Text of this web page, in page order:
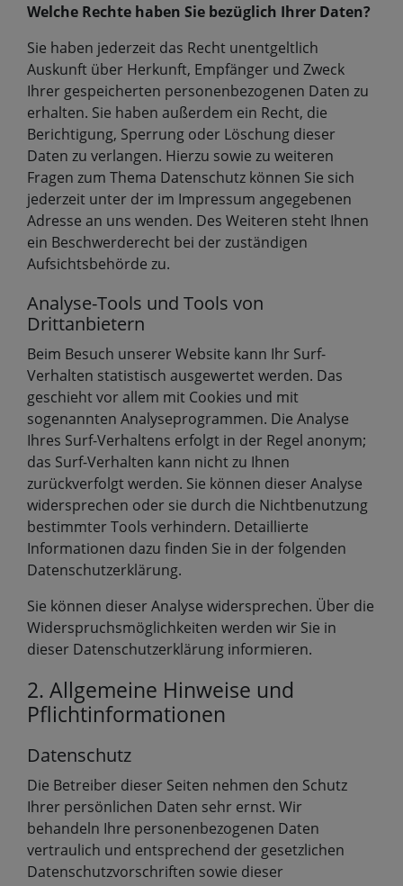
Welche Rechte haben Sie bezüglich Ihrer Daten?
Sie haben jederzeit das Recht unentgeltlich
Auskunft über Herkunft, Empfänger und Zweck
Ihrer gespeicherten personenbezogenen Daten zu
erhalten. Sie haben außerdem ein Recht, die
Berichtigung, Sperrung oder Löschung dieser
Daten zu verlangen. Hierzu sowie zu weiteren
Fragen zum Thema Datenschutz können Sie sich
jederzeit unter der im Impressum angegebenen
Adresse an uns wenden. Des Weiteren steht Ihnen
ein Beschwerderecht bei der zuständigen
Aufsichtsbehörde zu.
Analyse-Tools und Tools von
Drittanbietern
Beim Besuch unserer Website kann Ihr Surf-
Verhalten statistisch ausgewertet werden. Das
geschieht vor allem mit Cookies und mit
sogenannten Analyseprogrammen. Die Analyse
Ihres Surf-Verhaltens erfolgt in der Regel anonym;
das Surf-Verhalten kann nicht zu Ihnen
zurückverfolgt werden. Sie können dieser Analyse
widersprechen oder sie durch die Nichtbenutzung
bestimmter Tools verhindern. Detaillierte
Informationen dazu finden Sie in der folgenden
Datenschutzerklärung.
Sie können dieser Analyse widersprechen. Über die
Widerspruchsmöglichkeiten werden wir Sie in
dieser Datenschutzerklärung informieren.
2. Allgemeine Hinweise und
Pflichtinformationen
Datenschutz
Die Betreiber dieser Seiten nehmen den Schutz
Ihrer persönlichen Daten sehr ernst. Wir
behandeln Ihre personenbezogenen Daten
vertraulich und entsprechend der gesetzlichen
Datenschutzvorschriften sowie dieser